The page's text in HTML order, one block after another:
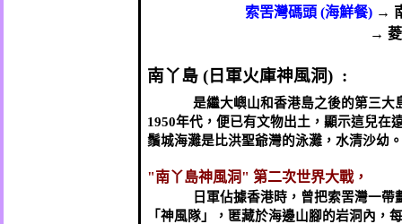
索罟灣碼頭(海鮮餐)→
→
南丫島(日軍火庫神風洞) :
是繼大嶼山和香港島之後的第三大
1950年代，便已有文物出土，顯示這兒在
鬚城海灘是比洪聖爺灣的泳灘，水清沙幼
"南丫島神風洞" 第二次世界大戰，
日軍佔據香港時，曾把索罟灣一
「神風隊」，匿藏於海邊山腳的岩洞內，